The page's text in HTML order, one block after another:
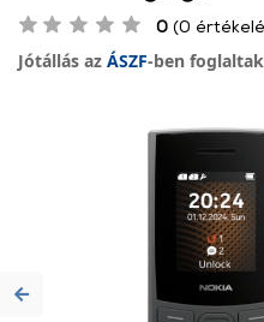
0 (0
Jótállás az ÁSZF-ben
Previous